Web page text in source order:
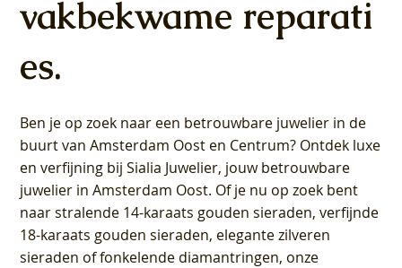
vakbekwame reparati
es.
Ben je op zoek naar een betrouwbare juwelier in de
buurt van Amsterdam Oost en Centrum? Ontdek luxe
en verfijning bij Sialia Juwelier, jouw betrouwbare
juwelier in Amsterdam Oost. Of je nu op zoek bent
naar stralende 14-karaats gouden sieraden, verfijnde
18-karaats gouden sieraden, elegante zilveren
sieraden of fonkelende diamantringen, onze